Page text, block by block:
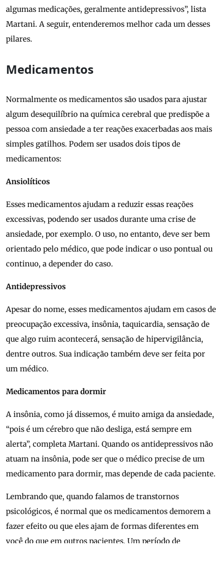
algumas medicações, geralmente antidepressivos”, lista
Martani. A seguir, entenderemos melhor cada um desses
pilares.
Medicamentos
Normalmente os medicamentos são usados para ajustar
algum desequilíbrio na química cerebral que predispõe a
pessoa com ansiedade a ter reações exacerbadas aos mais
simples gatilhos. Podem ser usados dois tipos de
medicamentos:
Ansiolíticos
Esses medicamentos ajudam a reduzir essas reações
excessivas, podendo ser usados durante uma crise de
ansiedade, por exemplo. O uso, no entanto, deve ser bem
orientado pelo médico, que pode indicar o uso pontual ou
continuo, a depender do caso.
Antidepressivos
Apesar do nome, esses medicamentos ajudam em casos de
preocupação excessiva, insônia, taquicardia, sensação de
que algo ruim acontecerá, sensação de hipervigilância,
dentre outros. Sua indicação também deve ser feita por
um médico.
Medicamentos para dormir
A insônia, como já dissemos, é muito amiga da ansiedade,
“pois é um cérebro que não desliga, está sempre em
alerta”, completa Martani. Quando os antidepressivos não
atuam na insônia, pode ser que o médico precise de um
medicamento para dormir, mas depende de cada paciente.
Lembrando que, quando falamos de transtornos
psicológicos, é normal que os medicamentos demorem a
fazer efeito ou que eles ajam de formas diferentes em
você do que em outros pacientes. Um período de